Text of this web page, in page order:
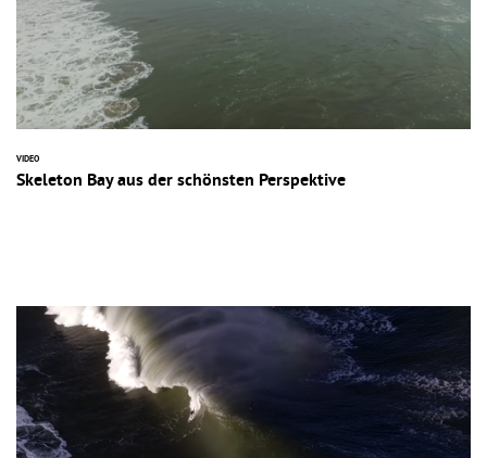
VIDEO
Skeleton Bay aus der schönsten Perspektive